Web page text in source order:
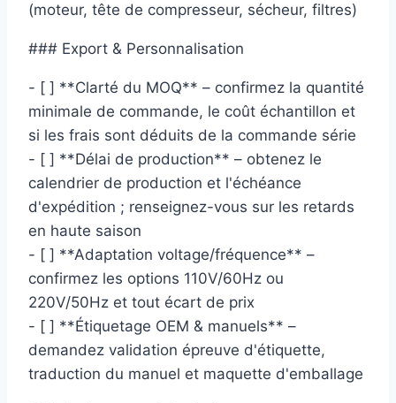
(moteur, tête de compresseur, sécheur, filtres)
### Export & Personnalisation
- [ ] **Clarté du MOQ** – confirmez la quantité
minimale de commande, le coût échantillon et
si les frais sont déduits de la commande série
- [ ] **Délai de production** – obtenez le
calendrier de production et l'échéance
d'expédition ; renseignez-vous sur les retards
en haute saison
- [ ] **Adaptation voltage/fréquence** –
confirmez les options 110V/60Hz ou
220V/50Hz et tout écart de prix
- [ ] **Étiquetage OEM & manuels** –
demandez validation épreuve d'étiquette,
traduction du manuel et maquette d'emballage